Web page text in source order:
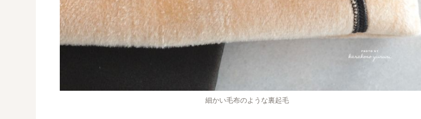
細かい毛布のような裏起毛